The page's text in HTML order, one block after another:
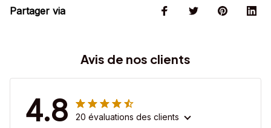
Partager via
Avis de nos clients
4.8 20 évaluations des clients